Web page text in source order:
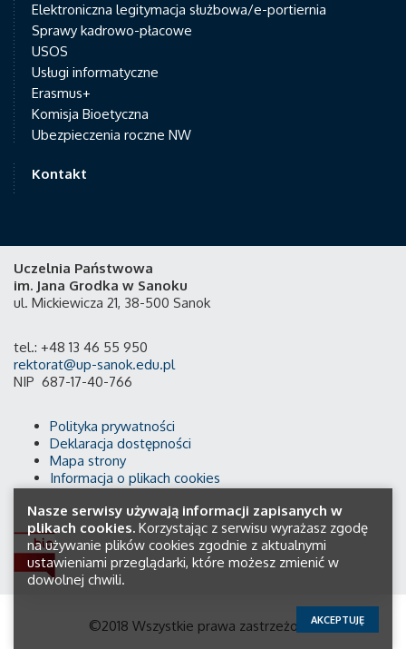
Elektroniczna legitymacja służbowa/e-portiernia
Sprawy kadrowo-płacowe
USOS
Usługi informatyczne
Erasmus+
Komisja Bioetyczna
Ubezpieczenia roczne NW
Kontakt
Uczelnia Państwowa
im. Jana Grodka w Sanoku
ul. Mickiewicza 21, 38-500 Sanok
tel.: +48 13 46 55 950
rektorat@up-sanok.edu.pl
NIP 687-17-40-766
Polityka prywatności
Deklaracja dostępności
Mapa strony
Informacja o plikach cookies
©2018 Wszystkie prawa zastrzeżone.
Nasze serwisy używają informacji zapisanych w
plikach cookies. Korzystając z serwisu wyrażasz zgodę
na używanie plików cookies zgodnie z aktualnymi
ustawieniami przeglądarki, które możesz zmienić w
dowolnej chwili.
AKCEPTUJĘ